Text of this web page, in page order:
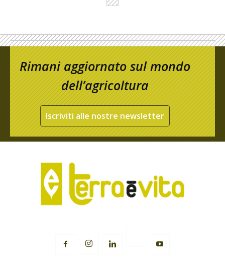
Rimani aggiornato sul mondo
dell’agricoltura
Iscriviti alle nostre newsletter